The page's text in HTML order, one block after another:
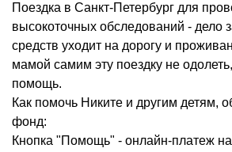
Поездка в Санкт-Петербург для
высокоточных обследований - дело
средств уходит на дорогу и
мамой самим эту поездку не
помощь.
Как помочь Никите и другим детям,
фонд:
Кнопка "Помощь" - онлайн-платеж